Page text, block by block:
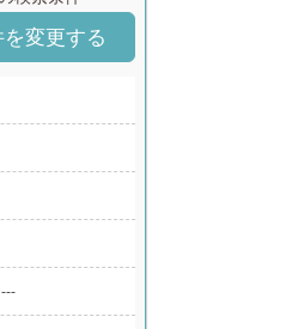
変更する
---